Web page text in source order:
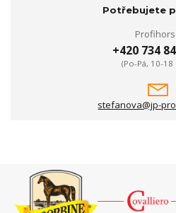
Potřebujete
+420 734
(Po-Pá, 10-18
stefanova@jp-